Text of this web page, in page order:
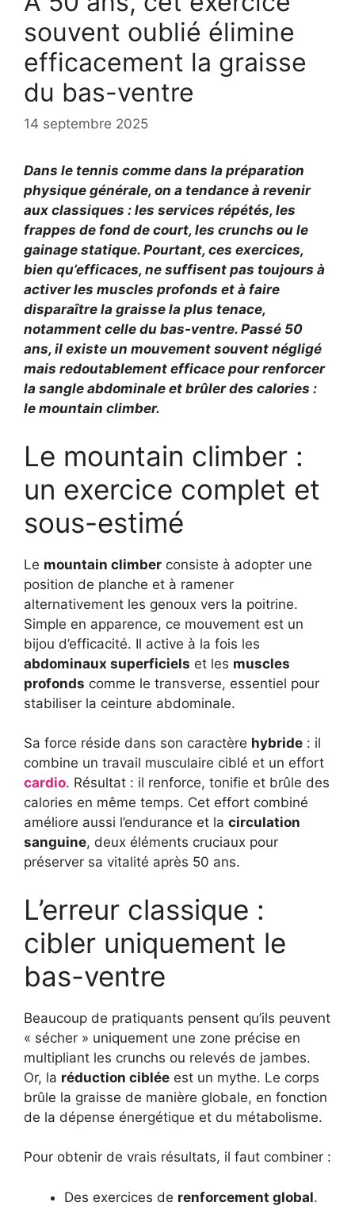
souvent oublié élimine
efficacement la graisse
du bas-ventre
14 septembre 2025
Dans le tennis comme dans la préparation
physique générale, on a tendance à revenir
aux classiques : les services répétés, les
frappes de fond de court, les crunchs ou le
gainage statique. Pourtant, ces exercices,
bien qu’efficaces, ne suffisent pas toujours à
activer les muscles profonds et à faire
disparaître la graisse la plus tenace,
notamment celle du bas-ventre. Passé 50
ans, il existe un mouvement souvent négligé
mais redoutablement efficace pour renforcer
la sangle abdominale et brûler des calories :
le mountain climber.
Le mountain climber :
un exercice complet et
sous-estimé
Le mountain climber consiste à adopter une
position de planche et à ramener
alternativement les genoux vers la poitrine.
Simple en apparence, ce mouvement est un
bijou d’efficacité. Il active à la fois les
abdominaux superficiels et les muscles
profonds comme le transverse, essentiel pour
stabiliser la ceinture abdominale.
Sa force réside dans son caractère hybride : il
combine un travail musculaire ciblé et un effort
cardio. Résultat : il renforce, tonifie et brûle des
calories en même temps. Cet effort combiné
améliore aussi l’endurance et la circulation
sanguine, deux éléments cruciaux pour
préserver sa vitalité après 50 ans.
L’erreur classique :
cibler uniquement le
bas-ventre
Beaucoup de pratiquants pensent qu’ils peuvent
« sécher » uniquement une zone précise en
multipliant les crunchs ou relevés de jambes.
Or, la réduction ciblée est un mythe. Le corps
brûle la graisse de manière globale, en fonction
de la dépense énergétique et du métabolisme.
Pour obtenir de vrais résultats, il faut combiner :
Des exercices de renforcement global.